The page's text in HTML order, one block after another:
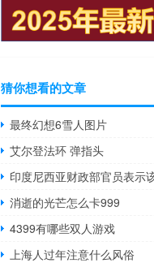
猜你想看的文章
最终幻想6雪人图片
艾尔登法环 弹指头
消逝的光芒怎么卡999
4399有哪些双人游戏
上海人过年注意什么风俗